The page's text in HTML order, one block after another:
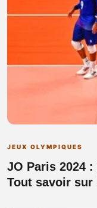
JEUX OLYMPIQUES
JO Paris 2024
Tout savoir sur